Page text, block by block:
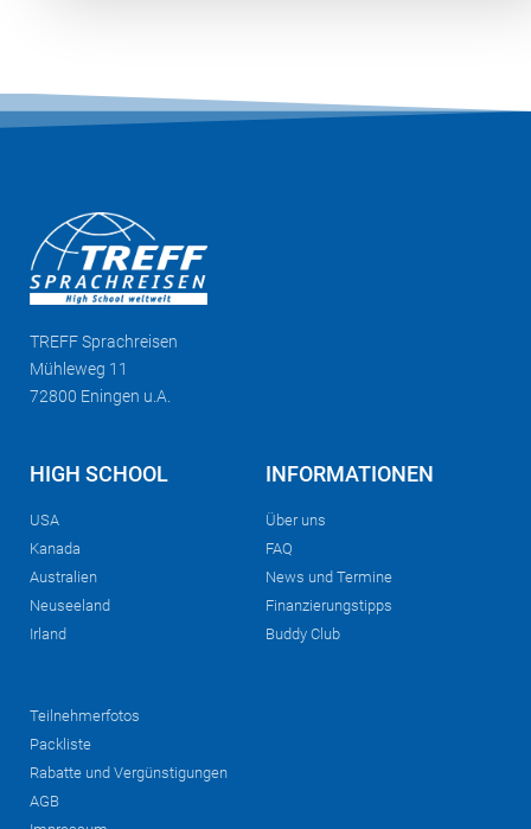
TREFFSprachreisen
Mühleweg 11
72800 Eningen u.A.
HIGH SCHOOL
USA
Kanada
Australien
Neuseeland
Irland
INFORMATIONEN
Über uns
FAQ
News und Termine
Finanzierungstipps
Buddy Club
Teilnehmerfotos
Packliste
Rabatte und Vergünstigungen
AGB